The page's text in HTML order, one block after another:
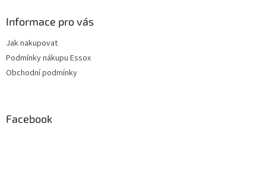
Informace pro vás
Jak nakupovat
Podmínky nákupu Essox
Obchodní podmínky
Facebook